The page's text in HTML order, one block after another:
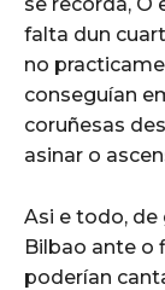
falta dun
no
conseguían
coruñesas
asinar o
Asi e todo, de
Bilbao ante o
poderían